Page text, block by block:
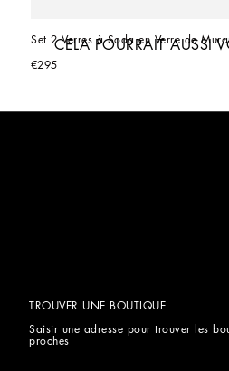
Set 2 Verres à Soda en Verre de
€295
CELA POURRAIT AUSSI
TROUVER UNE BOUTIQUE
Saisir une adresse pour trouver les
proches